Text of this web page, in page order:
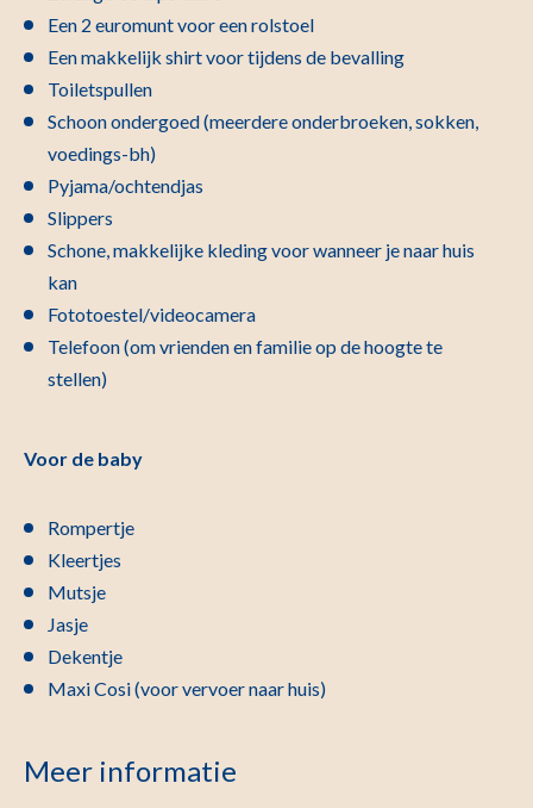
Een 2 euromunt voor een rolstoel
Een makkelijk shirt voor tijdens de bevalling
Toiletspullen
Schoon ondergoed (meerdere onderbroeken, sokken,
voedings-bh)
Pyjama/ochtendjas
Slippers
Schone, makkelijke kleding voor wanneer je naar huis
kan
Fototoestel/videocamera
Telefoon (om vrienden en familie op de hoogte te
stellen)
Voor de baby
Rompertje
Kleertjes
Mutsje
Jasje
Dekentje
Maxi Cosi (voor vervoer naar huis)
Meer informatie